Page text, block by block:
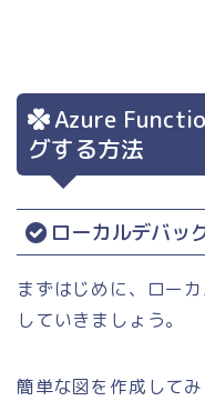
Azure
グする方法
ローカルデバッ
まずはじめに、ロー
していきましょう。
簡単な図を作成してみ